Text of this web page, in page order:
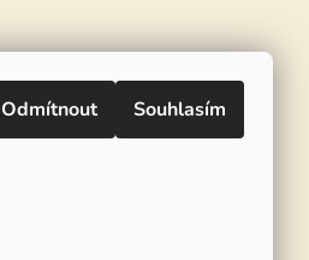
Odmítnout Souhlasím